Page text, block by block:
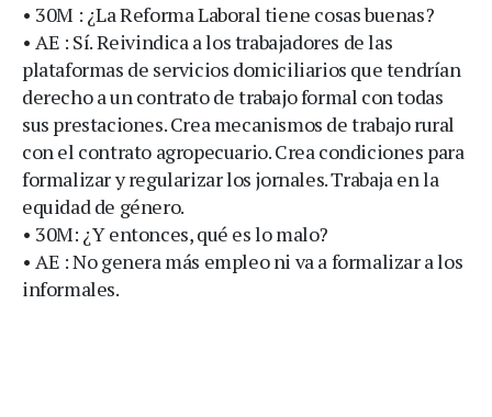
• 30M : ¿La Reforma Laboral tiene cosas buenas?
• AE : Sí. Reivindica a los trabajadores de las
plataformas de servicios domiciliarios que tendrían
derecho a un contrato de trabajo formal con todas
sus prestaciones. Crea mecanismos de trabajo rural
con el contrato agropecuario. Crea condiciones para
formalizar y regularizar los jornales. Trabaja en la
equidad de género.
• 30M: ¿Y entonces, qué es lo malo?
• AE : No genera más empleo ni va a formalizar a los
informales.